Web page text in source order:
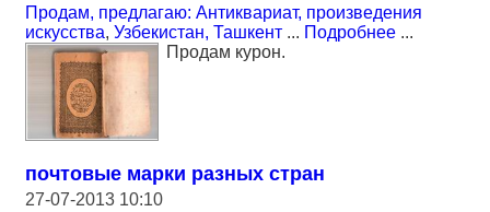
Продам, предлагаю: Антиквариат, произведения
искусства, Узбекистан, Ташкент ... Подробнее ...
Продам курон.
почтовые марки разных стран
27-07-2013 10:10